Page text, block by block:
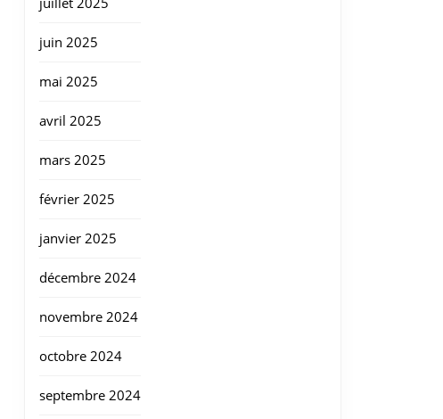
juin 2025
mai 2025
avril 2025
mars 2025
février 2025
janvier 2025
décembre 2024
novembre 2024
octobre 2024
septembre 2024